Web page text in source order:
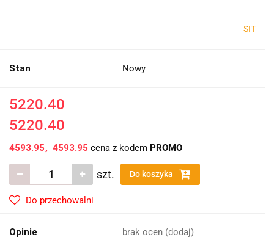
SIT
Stan Nowy
5220.40
5220.40
4593.95 4593.95 cena z kodem PROMO
szt. Do koszyka
Do przechowalni
Opinie brak ocen (dodaj)